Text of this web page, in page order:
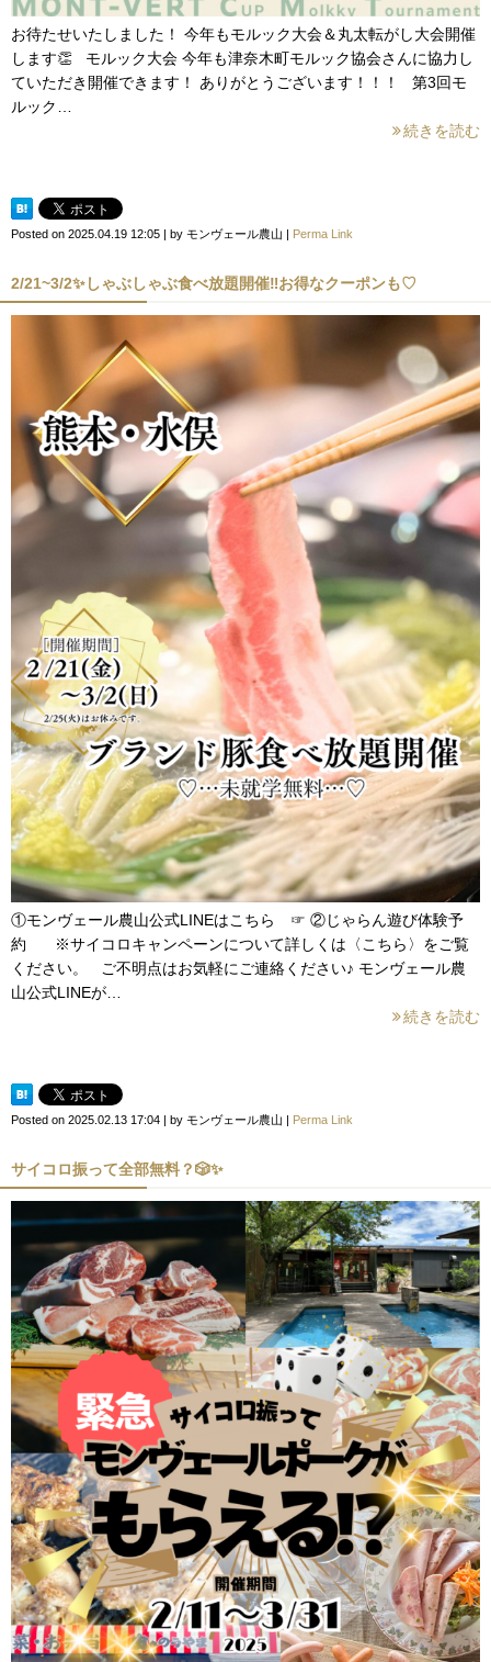
お待たせいたしました！ 今年もモルック大会＆丸太転がし大会開催
します👏 モルック大会 今年も津奈木町モルック協会さんに協力し
ていただき開催できます！ ありがとうございます！！！ 第3回モ
ルック…
続きを読む
Posted on 2025.04.19 12:05 | by モンヴェール農山 | Perma Link
2/21~3/2✨しゃぶしゃぶ食べ放題開催‼お得なクーポンも♡
①モンヴェール農山公式LINEはこちら ☞ ②じゃらん遊び体験予
約 ※サイコロキャンペーンについて詳しくは〈こちら〉をご覧
ください。 ご不明点はお気軽にご連絡ください♪ モンヴェール農
山公式LINEが…
続きを読む
Posted on 2025.02.13 17:04 | by モンヴェール農山 | Perma Link
サイコロ振って全部無料？🎲✨